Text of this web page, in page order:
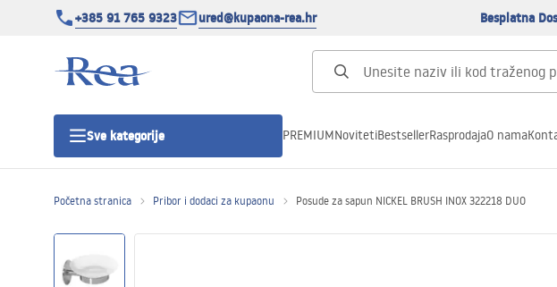
+385 91 765 9323 ured@kupaona-rea.hr Besplatna
Sve kategorije
Tuš vrata
PREMIUMNovitetiBestsellerRasprodajaO nama
Početna stranica Pribor i dodaci za kupaonu Posude za sapun NICKEL BRUSH INOX 322218 DUO